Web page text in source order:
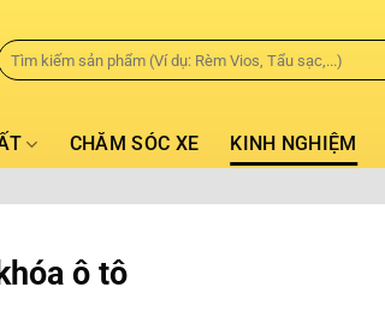
CHĂM SÓC XE KINH NGHIỆM
ô tô